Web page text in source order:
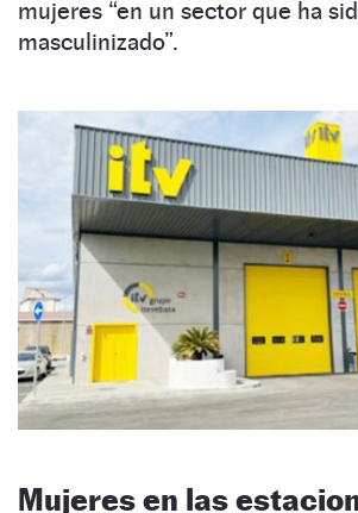
mujeres “en un sector que ha
masculinizado”.
Mujeres en las